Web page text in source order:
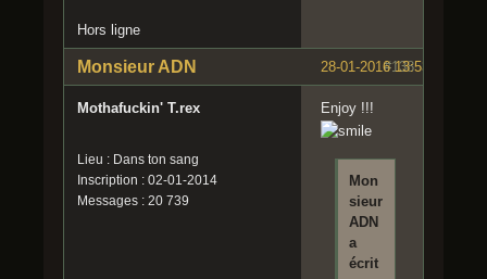
Hors ligne
#138
28-01-2016 13:53:49
Monsieur ADN
Mothafuckin' T.rex
Lieu : Dans ton sang
Inscription : 02-01-2014
Messages : 20 739
Enjoy !!!
Mon
sieur
ADN
a
écrit